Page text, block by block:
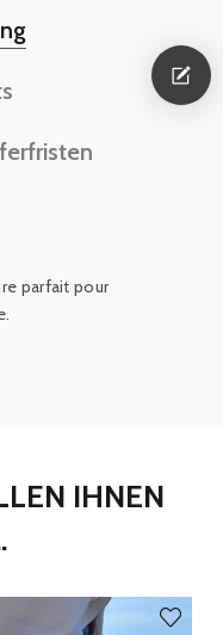
parfait pour
IHNEN